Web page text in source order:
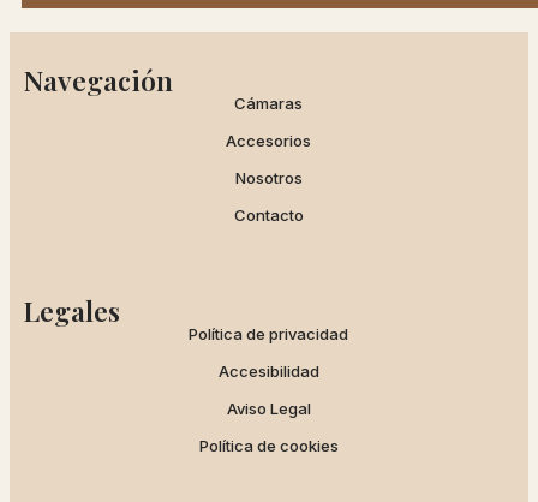
Navegación
Cámaras
Accesorios
Nosotros
Contacto
Legales
Política de privacidad
Accesibilidad
Aviso Legal
Política de cookies